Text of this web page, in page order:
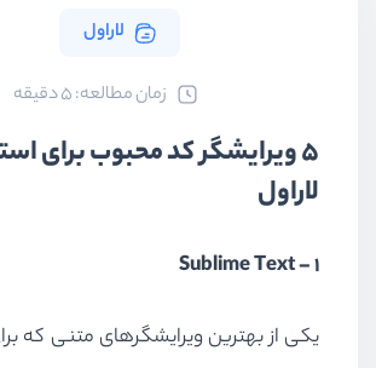
لاراول
ﺯﻣﺎﻥ ﻣﻄﺎﻟﻌﻪ: 5 دقیقه
5 ویرایشگر کد محبوب برای
لاراول
1 – Sublime Text
یکی از بهترین ویرایشگرهای متنی که